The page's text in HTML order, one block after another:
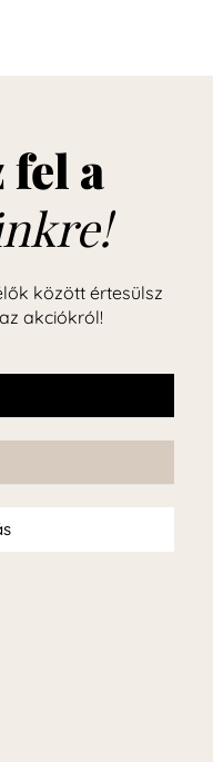
a
között értesülsz
akciókról!